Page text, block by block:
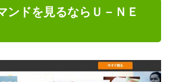
ンドを見るならＵ－ＮＥ